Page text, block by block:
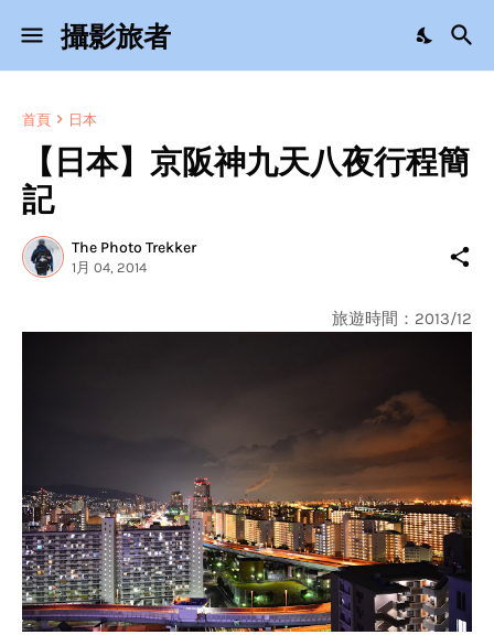
攝影旅者
首頁 日本
【日本】京阪神九天八夜行程簡
記
The Photo Trekker
1月 04, 2014
旅遊時間：2013/12